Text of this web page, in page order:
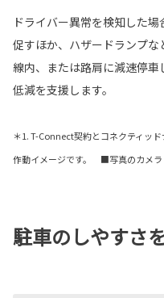
ドライバー異常を検知した
促すほか、ハザードランプ
線内、または路肩に減速停
低減を支援します。
＊1. T-Connect契約とコネクティッ
作動イメージです。 ■写真のカメラ
駐車のしやすさ